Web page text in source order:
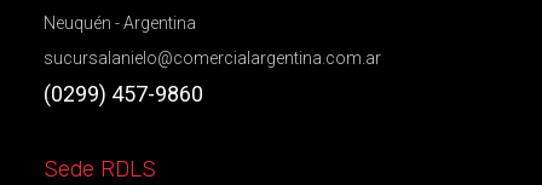
Neuquén - Argentina
sucursalanielo@comercialargentina.com.ar
(0299) 457-9860
Sede RDLS